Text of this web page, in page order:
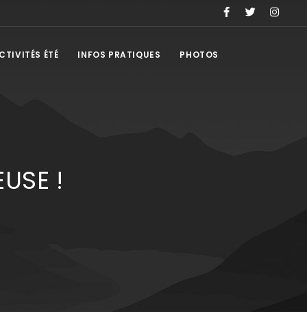
ÉTÉ INFOS PRATIQUES PHOTOS
!